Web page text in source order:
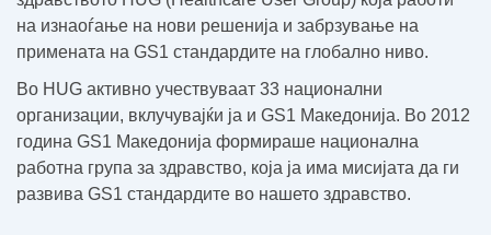
на изнаоѓање на нови решенија и забрзување на
примената на GS1 стандардите на глобално ниво.
Во HUG активно учествуваат 33 национални
организации, вклучувајќи ја и GS1 Македонија. Во 2012
година GS1 Македонија формираше национална
работна група за здравство, која ја има мисијата да ги
развива GS1 стандардите во нашето здравство.